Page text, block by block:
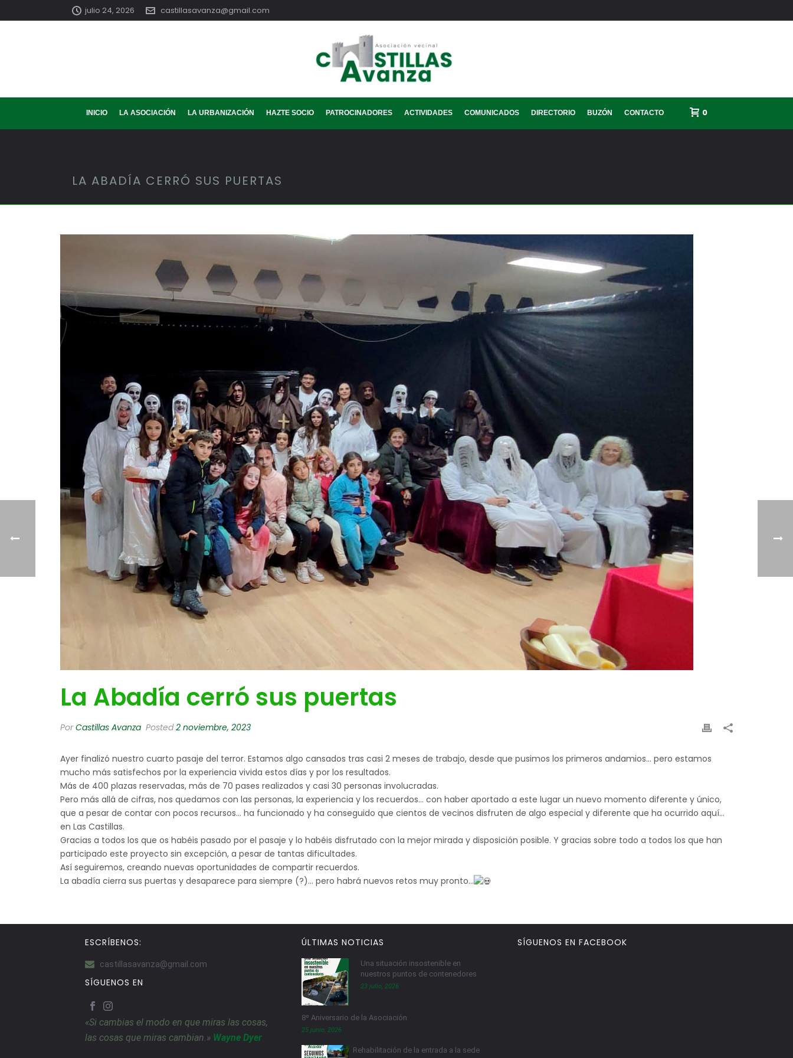
julio 24, 2026 castillasavanza@gmail.com
INICIO LA ASOCIACIÓN LA URBANIZACIÓN HAZTE SOCIO PATROCINADORES ACTIVIDADES COMUNICADOS DIRECTORIO BUZÓN CONTACTO 0
LA ABADÍA CERRÓ SUS PUERTAS
La Abadía cerró sus puertas
PorCastillas Avanza Posted2 noviembre, 2023
Ayer finalizó nuestro cuarto pasaje del terror. Estamos algo cansados tras casi 2 meses de trabajo, desde que pusimos los primeros andamios… pero estamos
mucho más satisfechos por la experiencia vivida estos días y por los resultados.
Más de 400 plazas reservadas, más de 70 pases realizados y casi 30 personas involucradas.
Pero más allá de cifras, nos quedamos con las personas, la experiencia y los recuerdos… con haber aportado a este lugar un nuevo momento diferente y único,
que a pesar de contar con pocos recursos… ha funcionado y ha conseguido que cientos de vecinos disfruten de algo especial y diferente que ha ocurrido aquí…
en Las Castillas.
Gracias a todos los que os habéis pasado por el pasaje y lo habéis disfrutado con la mejor mirada y disposición posible. Y gracias sobre todo a todos los que han
participado este proyecto sin excepción, a pesar de tantas dificultades.
Así seguiremos, creando nuevas oportunidades de compartir recuerdos.
La abadía cierra sus puertas y desaparece para siempre (?)… pero habrá nuevos retos muy pronto…
ESCRÍBENOS:
castillasavanza@gmail.com
SÍGUENOS EN
«Si cambias el modo en que miras las cosas,
las cosas que miras cambian.» Wayne Dyer
ÚLTIMAS NOTICIAS
Una situación insostenible en
nuestros puntos de contenedores
23 julio, 2026
8º Aniversario de la Asociación
25 junio, 2026
Rehabilitación de la entrada a la sede
SÍGUENOS EN FACEBOOK